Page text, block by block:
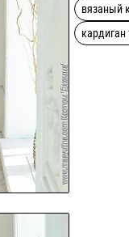
вязаный